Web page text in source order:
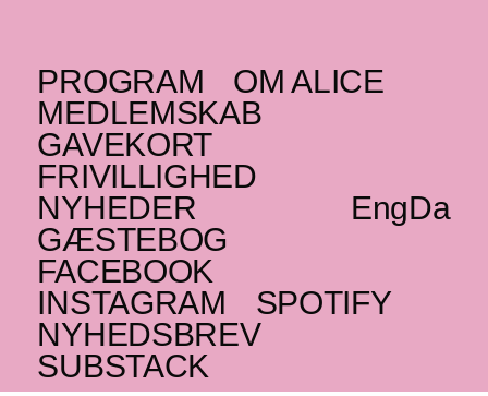
PROGRAM
OM ALICE
MEDLEMSKAB
GAVEKORT
FRIVILLIGHED
NYHEDER
Da
Eng
GÆSTEBOG
FACEBOOK
INSTAGRAM
SPOTIFY
NYHEDSBREV
SUBSTACK
TORSDAG _21.03.24
Daniel Blumberg
AFLYST
Fængslende, eksperimenterende slowcore
AFLYST
KONCERTEN ER AFLYST